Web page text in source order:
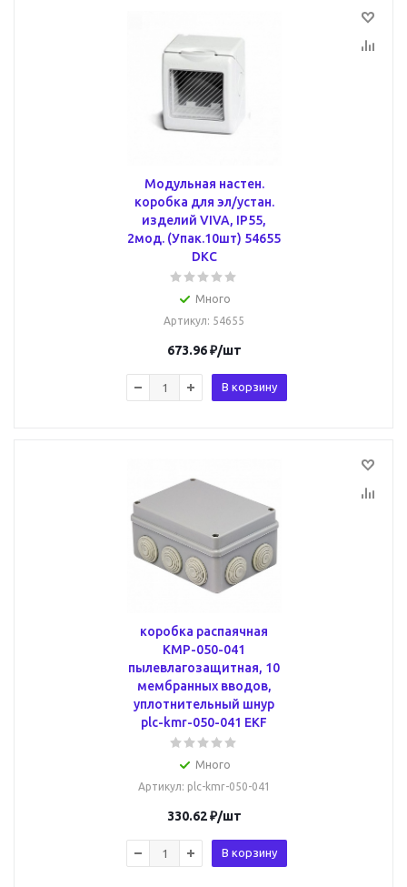
Модульная настен.
коробка для эл/устан.
изделий VIVA, IP55,
2мод. (Упак.10шт) 54655
DKC
Много
Артикул: 54655
673.96₽/шт
В корзину
коробка распаячная
КМР-050-041
пылевлагозащитная, 10
мембранных вводов,
уплотнительный шнур
plc-kmr-050-041 EKF
Много
Артикул: plc-kmr-050-041
330.62₽/шт
В корзину